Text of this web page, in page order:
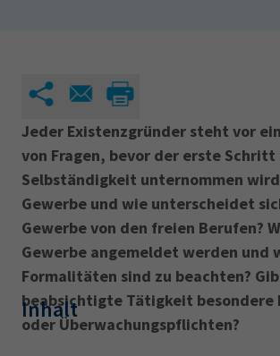
Magazin
Jeder Existenzgründer steht vor
von Fragen, bevor der erste Schritt
Selbständigkeit unternommen
Gewerbe und wie unterscheidet
Gewerbe von den freien Berufen?
Gewerbe angemeldet werden und
Formalitäten sind zu beachten?
beabsichtigte Tätigkeit besondere
oder Überwachungspflichten?
Inhalt